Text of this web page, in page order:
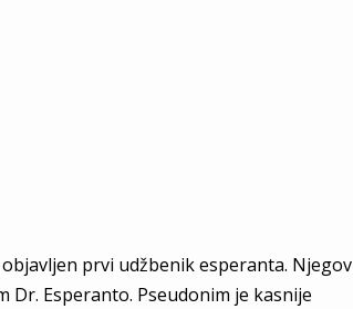
prvi udžbenik esperanta. Njegov
Esperanto. Pseudonim je kasnije